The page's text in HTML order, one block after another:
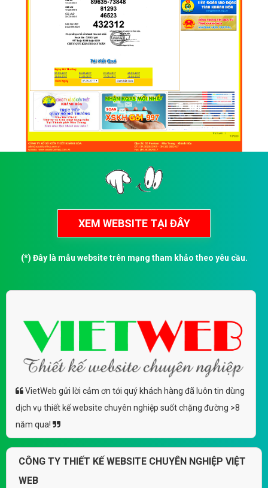
(*) Đây là mẫu website trên mạng tham khảo theo yêu cầu.
VietWeb gửi lời cảm ơn tới quý khách hàng đã luôn tin dùng
dịch vụ thiết kế website chuyên nghiệp suốt chặng đường >8
năm qua!
CÔNG TY THIẾT KẾ WEBSITE CHUYÊN NGHIỆP VIỆT
WEB